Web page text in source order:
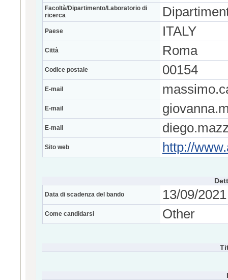
Facoltà/Dipartimento/Laboratorio di
ricerca
Paese ITALY
Città Roma
Codice postale 00154
E-mail
E-mail
E-mail
Sito web http://
Data di scadenza del bando 13/09/
Come candidarsi Other